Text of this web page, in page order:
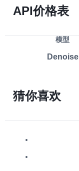
API价格表
模型
Denoise
猜你喜欢